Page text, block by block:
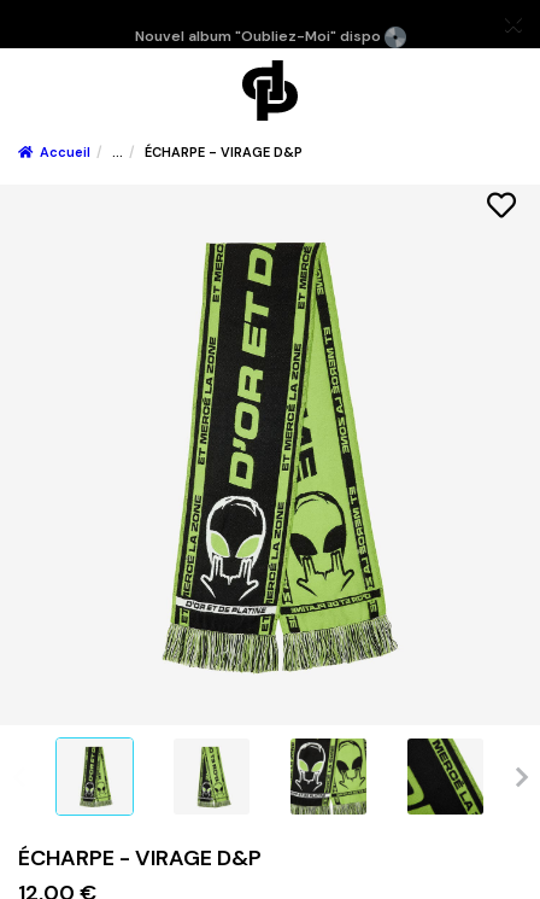
Nouvel album "Oubliez-Moi" dispo
Accueil ... ÉCHARPE - VIRAGE D&P
ÉCHARPE - VIRAGE D&P
12,00 €